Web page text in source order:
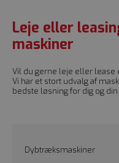
Leje eller
maskiner
Vil du gerne leje eller lease
Vi har et stort udvalg af
bedste løsning for dig og
Dybtræksmaskiner